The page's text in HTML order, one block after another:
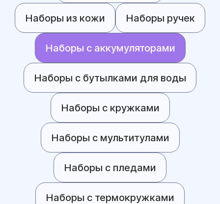
Наборы из кожи Наборы ручек
Наборы с аккумуляторами
Наборы с бутылками для воды
Наборы с кружками
Наборы с мультитулами
Наборы с пледами
Наборы с термокружками